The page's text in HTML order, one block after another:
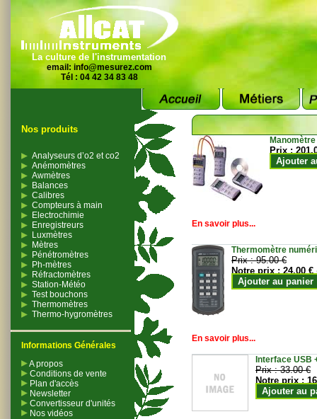
La culture de l'instrumentation
email: info@mesurez.com
Tél : 04 42 34 83 48
Nos produits
Analyseurs d’o2 et co2
Anémomètres
Awmètres
Balances
Calibres
Compteurs à main
Electrochimie
Enregistreurs
Luxmètres
Mètres
Pénétromètres
Ph-mètres
Réfractomètres
Station-Météo
Test bouchons
Thermomètres
Thermo-hygromètres
Informations Générales
A propos
Conditions de vente
Plan d'accès
Newsletter
Convertisseur d'unités
Nos vidéos
Prix :
Ajouter
En savoir plus...
Thermomètre
Prix :95.00 €
Notre prix :24.00 €
Ajouter au panier
En savoir plus...
Interface USB
Prix :33.00 €
Notre prix :
Ajouter au